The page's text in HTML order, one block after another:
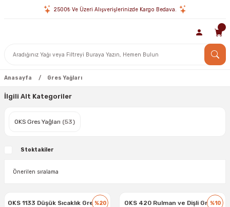
2500₺ Ve Üzeri Alışverişlerinizde Kargo Bedava.
Anasayfa Gres Yağları
İlgili Alt Kategoriler
OKS Gres Yağları (53)
Stoktakiler
%20
OKS 1133 Düşük Sıcaklık Gresi 25
%10
OKS 420 Rulman ve Dişli Gresi 1